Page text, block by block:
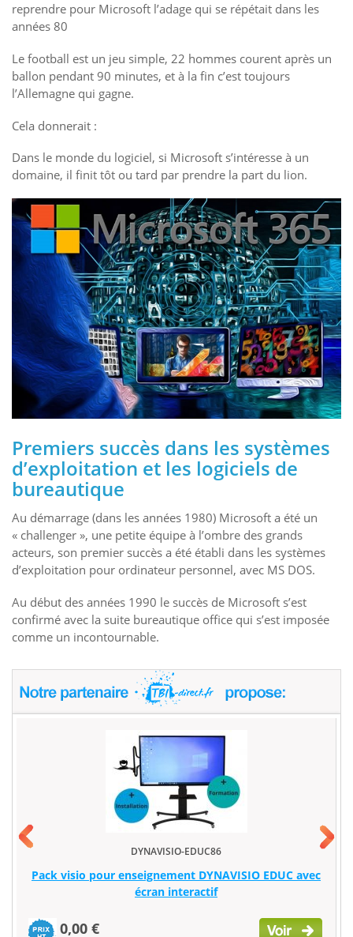
reprendre pour Microsoft l’adage qui se répétait dans les
années 80
Le football est un jeu simple, 22 hommes courent après un
ballon pendant 90 minutes, et à la fin c’est toujours
l’Allemagne qui gagne.
Cela donnerait :
Dans le monde du logiciel, si Microsoft s’intéresse à un
domaine, il finit tôt ou tard par prendre la part du lion.
Premiers succès dans les systèmes
d’exploitation et les logiciels de
bureautique
Au démarrage (dans les années 1980) Microsoft a été un
« challenger », une petite équipe à l’ombre des grands
acteurs, son premier succès a été établi dans les systèmes
d’exploitation pour ordinateur personnel, avec MS DOS.
Au début des années 1990 le succès de Microsoft s’est
confirmé avec la suite bureautique office qui s’est imposée
comme un incontournable.
DYNAVISIO-EDUC86
Pack visio pour enseignement DYNAVISIO EDUC avec
écran interactif
0,00 €